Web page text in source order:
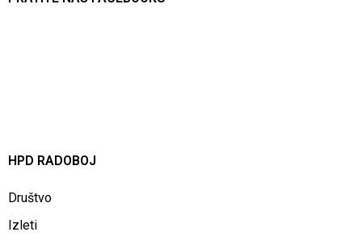
HPD RADOBOJ
Društvo
Izleti